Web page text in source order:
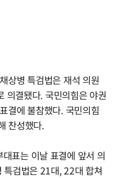
상병 특검법은 재석 의원
결됐다. 국민의힘은 야권
결에 불참했다. 국민의힘
찬성했다.
표는 이날 표결에 앞서 의
특검법은 21대, 22대 합쳐